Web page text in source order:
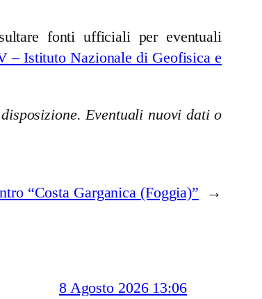
fonti ufficiali per eventuali
– Istituto Nazionale di Geofisica e
Eventuali nuovi dati o
“Costa Garganica (Foggia)” →
8 Agosto 2026 13:06